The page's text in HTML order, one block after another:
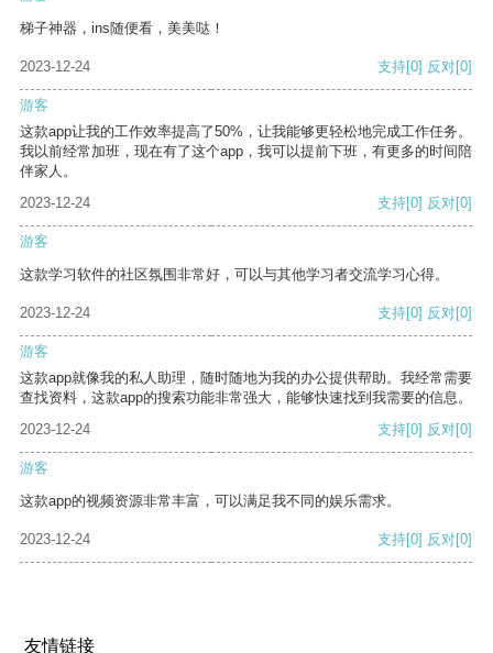
梯子神器，ins随便看，美美哒！
2023-12-24 支持[0] 反对[0]
游客
这款app让我的工作效率提高了50%，让我能够更轻松地完成工作任务。
我以前经常加班，现在有了这个app，我可以提前下班，有更多的时间陪
伴家人。
2023-12-24
支持[0] 反对[0]
游客
这款学习软件的社区氛围非常好，可以与其他学习者交流学习心得。
2023-12-24 支持[0] 反对[0]
游客
这款app就像我的私人助理，随时随地为我的办公提供帮助。我经常需要
查找资料，这款app的搜索功能非常强大，能够快速找到我需要的信息。
2023-12-24
支持[0] 反对[0]
游客
这款app的视频资源非常丰富，可以满足我不同的娱乐需求。
2023-12-24 支持[0] 反对[0]
友情链接